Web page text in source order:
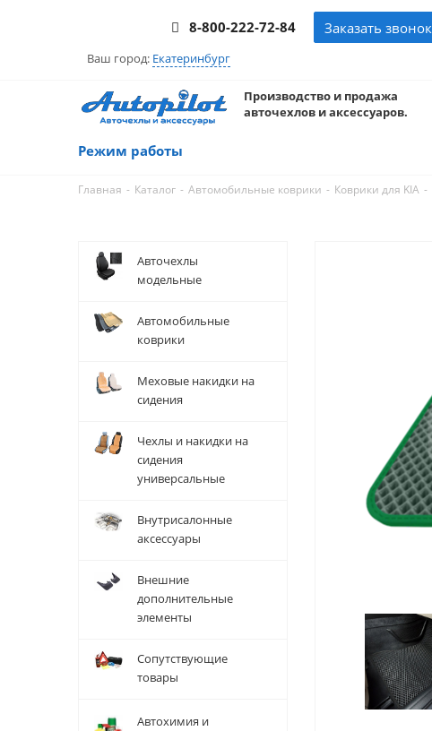
8-800-222-72-84 Заказать звонок
Ваш город: Екатеринбург
Производство и продажа
авточехлов и аксессуаров.
Режим работы
Главная - Каталог - Автомобильные коврики - Коврики для KIA -
Авточехлы
модельные
Автомобильные
коврики
Меховые накидки на
сидения
Чехлы и накидки на
сидения
универсальные
Внутрисалонные
аксессуары
Внешние
дополнительные
элементы
Сопутствующие
товары
Автохимия и